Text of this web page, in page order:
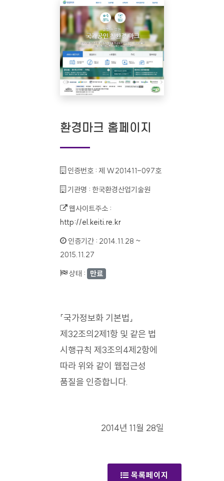
환경마크 홈페이지
인증번호 : 제 W201411-097호
기관명 : 한국환경산업기술원
웹사이트주소 :
http://el.keiti.re.kr
인증기간 : 2014.11.28 ~
2015.11.27
상태 : 만료
「국가정보화 기본법」
제32조의2제1항 및 같은 법
시행규칙 제3조의4제2항에
따라 위와 같이 웹접근성
품질을 인증합니다.
2014년 11월 28일
목록페이지